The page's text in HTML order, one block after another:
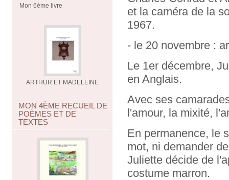
Mon 6ème livre
ARTHUR ET MADELEINE
MON 4ÈME RECUEIL DE
POÈMES ET DE
TEXTES
et la caméra de la
1967.
- le 20 novembre :
Le 1er décembre,
en Anglais.
Avec ses
l'amour, la mixité,
En permanence, le
mot, ni demander
Juliette décide de
costume marron.